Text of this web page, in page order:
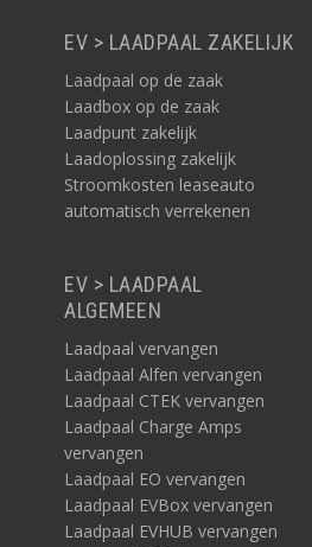
EV > LAADPAAL ZAKELIJK
Laadpaal op de zaak
Laadbox op de zaak
Laadpunt zakelijk
Laadoplossing zakelijk
Stroomkosten leaseauto
automatisch verrekenen
EV > LAADPAAL
ALGEMEEN
Laadpaal vervangen
Laadpaal Alfen vervangen
Laadpaal CTEK vervangen
Laadpaal Charge Amps
vervangen
Laadpaal EO vervangen
Laadpaal EVBox vervangen
Laadpaal EVHUB vervangen